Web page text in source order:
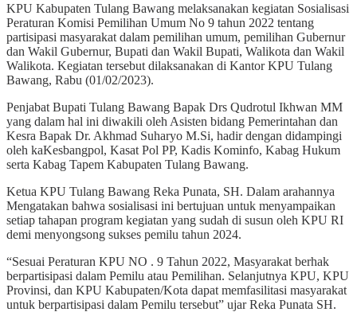
KPU Kabupaten Tulang Bawang melaksanakan kegiatan Sosialisasi
Peraturan Komisi Pemilihan Umum No 9 tahun 2022 tentang
partisipasi masyarakat dalam pemilihan umum, pemilihan Gubernur
dan Wakil Gubernur, Bupati dan Wakil Bupati, Walikota dan Wakil
Walikota. Kegiatan tersebut dilaksanakan di Kantor KPU Tulang
Bawang, Rabu (01/02/2023).
Penjabat Bupati Tulang Bawang Bapak Drs Qudrotul Ikhwan MM
yang dalam hal ini diwakili oleh Asisten bidang Pemerintahan dan
Kesra Bapak Dr. Akhmad Suharyo M.Si, hadir dengan didampingi
oleh kaKesbangpol, Kasat Pol PP, Kadis Kominfo, Kabag Hukum
serta Kabag Tapem Kabupaten Tulang Bawang.
Ketua KPU Tulang Bawang Reka Punata, SH. Dalam arahannya
Mengatakan bahwa sosialisasi ini bertujuan untuk menyampaikan
setiap tahapan program kegiatan yang sudah di susun oleh KPU RI
demi menyongsong sukses pemilu tahun 2024.
“Sesuai Peraturan KPU NO . 9 Tahun 2022, Masyarakat berhak
berpartisipasi dalam Pemilu atau Pemilihan. Selanjutnya KPU, KPU
Provinsi, dan KPU Kabupaten/Kota dapat memfasilitasi masyarakat
untuk berpartisipasi dalam Pemilu tersebut” ujar Reka Punata SH.